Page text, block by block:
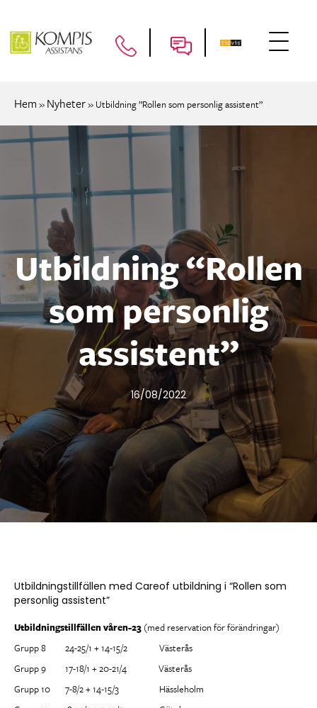
Hem » Nyheter» Utbildning ”Rollen som personlig assistent”
Utbildning “Rollen
som personlig
assistent”
16/08/2022
Utbildningstillfällen med Careof utbildning i “Rollen som
personlig assistent”
Utbildningstillfällen våren-23 (med reservation för förändringar)
Grupp 8 24-25/1 + 14-15/2 Västerås
Grupp 9 17-18/1 + 20-21/4 Västerås
Grupp 10 7-8/2 + 14-15/3 Hässleholm